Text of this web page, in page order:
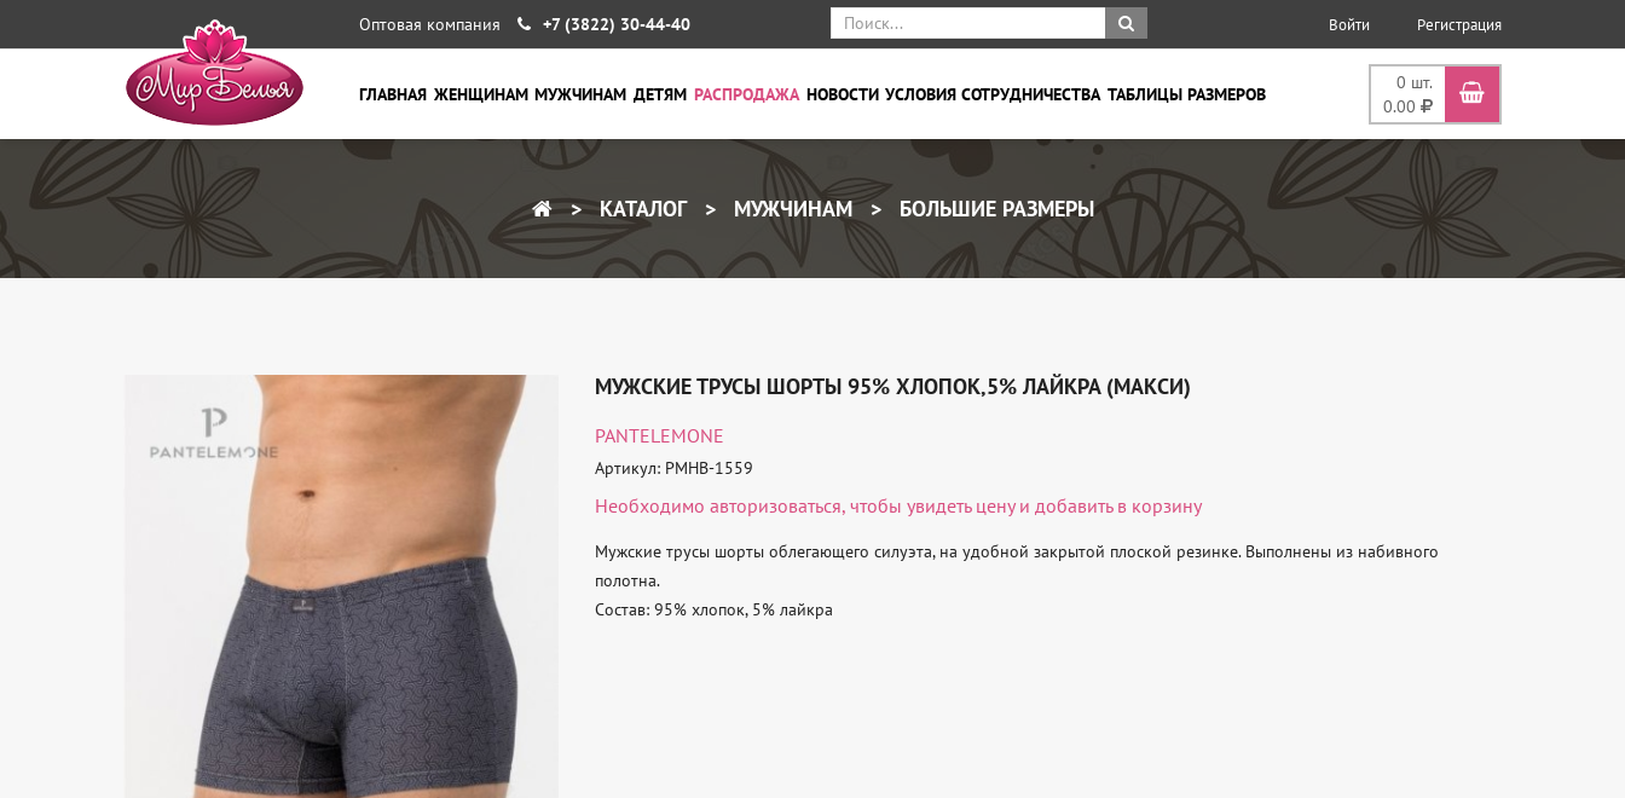
Оптовая компания +7 (3822) 30-44-40 Войти Регистрация
0 шт.
0.00
ГЛАВНАЯ ЖЕНЩИНАМ МУЖЧИНАМ ДЕТЯМ РАСПРОДАЖА НОВОСТИ УСЛОВИЯ СОТРУДНИЧЕСТВА ТАБЛИЦЫ РАЗМЕРОВ
КАТАЛОГ МУЖЧИНАМ БОЛЬШИЕ РАЗМЕРЫ
МУЖСКИЕ ТРУСЫ ШОРТЫ 95% ХЛОПОК,5% ЛАЙКРА (МАКСИ)
PANTELEMONE
Артикул: PMHB-1559
Необходимо авторизоваться, чтобы увидеть цену и добавить в корзину
Мужские трусы шорты облегающего силуэта, на удобной закрытой плоской резинке. Выполнены из набивного
полотна.
Состав: 95% хлопок, 5% лайкра